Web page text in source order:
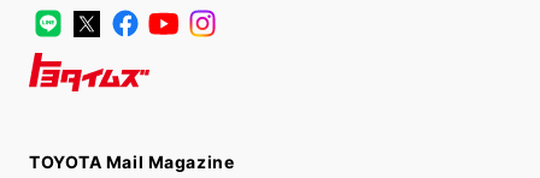
LINE
X FacebookYouTube
TOYOTA Mail Magazine